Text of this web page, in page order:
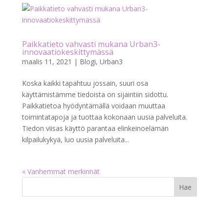
Paikkatieto vahvasti mukana Urban3-
innovaatiokeskittymässä
maalis 11, 2021 | Blogi, Urban3
Koska kaikki tapahtuu jossain, suuri osa
käyttämistämme tiedoista on sijaintiin sidottu.
Paikkatietoa hyödyntämällä voidaan muuttaa
toimintatapoja ja tuottaa kokonaan uusia palveluita.
Tiedon viisas käyttö parantaa elinkeinoelämän
kilpailukykyä, luo uusia palveluita...
« Vanhemmat merkinnät